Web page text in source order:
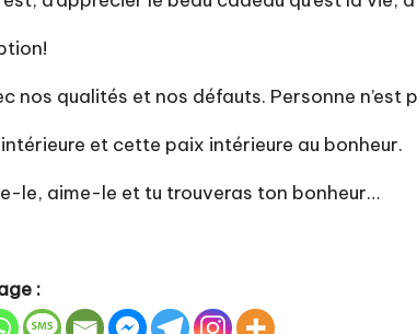
nos qualités et nos défauts. Personne n’est
et cette paix intérieure au bonheur.
le, aime-le et tu trouveras ton bonheur…
: